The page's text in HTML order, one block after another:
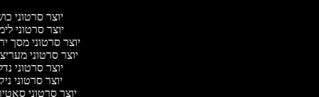
יוצר סרטוני
יוצר סרטוני
יוצר סרטוני מסך
יוצר סרטוני
יוצר סרטוני
יוצר סרטוני
יוצר סרטוני